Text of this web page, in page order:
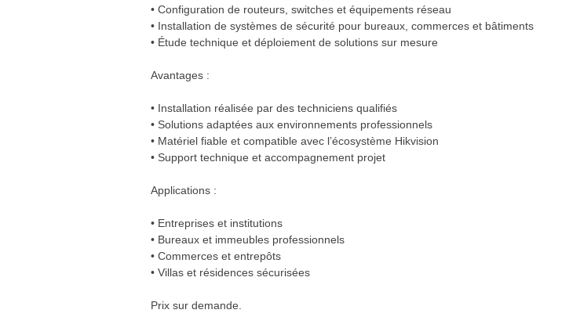
• Configuration de routeurs, switches et équipements réseau
• Installation de systèmes de sécurité pour bureaux, commerces et bâtiments
• Étude technique et déploiement de solutions sur mesure
Avantages :
• Installation réalisée par des techniciens qualifiés
• Solutions adaptées aux environnements professionnels
• Matériel fiable et compatible avec l’écosystème Hikvision
• Support technique et accompagnement projet
Applications :
• Entreprises et institutions
• Bureaux et immeubles professionnels
• Commerces et entrepôts
• Villas et résidences sécurisées
Prix sur demande.